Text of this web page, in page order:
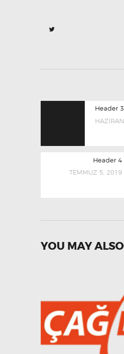
Header 3
Header 4
TEMMUZ 5, 2019
YOU MAY